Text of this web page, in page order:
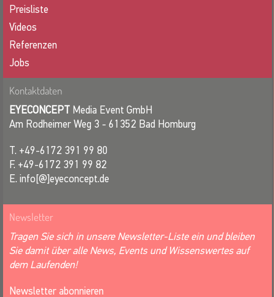
Preisliste
Videos
Referenzen
Jobs
Kontaktdaten
EYECONCEPT Media Event GmbH
Am Rodheimer Weg 3 - 61352 Bad Homburg
T. +49-6172 391 99 80
F. +49-6172 391 99 82
E. info[@]eyeconcept.de
Newsletter
Tragen Sie sich in unsere Newsletter-Liste ein und bleiben
Sie damit über alle News, Events und Wissenswertes auf
dem Laufenden!
Newsletter abonnieren